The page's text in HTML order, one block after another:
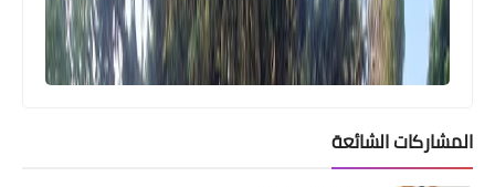
الرياضة
مبابي يبلغ باريس سان جيرمان بقراره
النهائي تجاه مستقبله
المشاركات الشائعة